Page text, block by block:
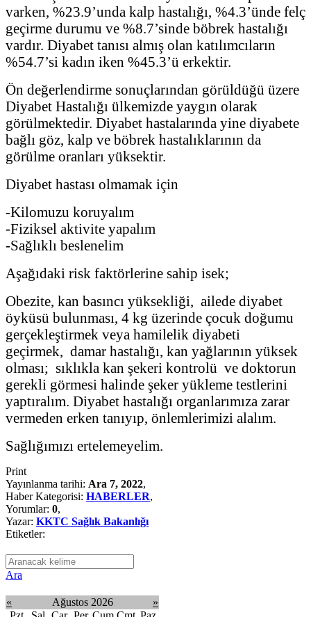
varken, %23.9’unda kalp hastalığı, %4.3’ünde felç
geçirme durumu ve %8.7’sinde böbrek hastalığı
vardır. Diyabet tanısı almış olan katılımcıların
%54.7’si kadın iken %45.3’ü erkektir.
Ön değerlendirme sonuçlarından görüldüğü üzere
Diyabet Hastalığı ülkemizde yaygın olarak
görülmektedir. Diyabet hastalarında yine diyabete
bağlı göz, kalp ve böbrek hastalıklarının da
görülme oranları yüksektir.
Diyabet hastası olmamak için
-Kilomuzu koruyalım
-Fiziksel aktivite yapalım
-Sağlıklı beslenelim
Aşağıdaki risk faktörlerine sahip isek;
Obezite, kan basıncı yüksekliği, ailede diyabet
öyküsü bulunması, 4 kg üzerinde çocuk doğumu
gerçekleştirmek veya hamilelik diyabeti
geçirmek, damar hastalığı, kan yağlarının yüksek
olması; sıklıkla kan şekeri kontrolü ve doktorun
gerekli görmesi halinde şeker yükleme testlerini
yaptıralım. Diyabet hastalığı organlarımıza zarar
vermeden erken tanıyıp, önlemlerimizi alalım.
Sağlığımızı ertelemeyelim.
Print
Yayınlanma tarihi: Ara 7, 2022,
Haber Kategorisi: HABERLER,
Yorumlar: 0,
Yazar: KKTC Sağlık Bakanlığı
Etiketler:
Ara
« Ağustos 2026
»